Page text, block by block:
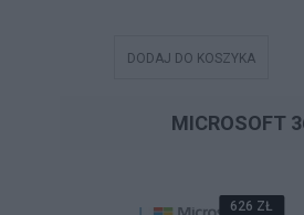
DODAJ DO KOSZYKA
MICROSOFT
626 ZŁ